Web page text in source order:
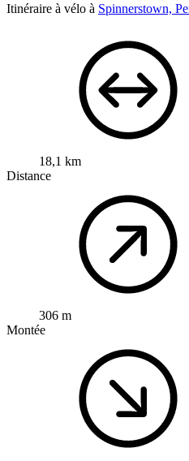
Itinéraire à vélo à Spinnerstown,
18,1 km
Distance
306 m
Montée